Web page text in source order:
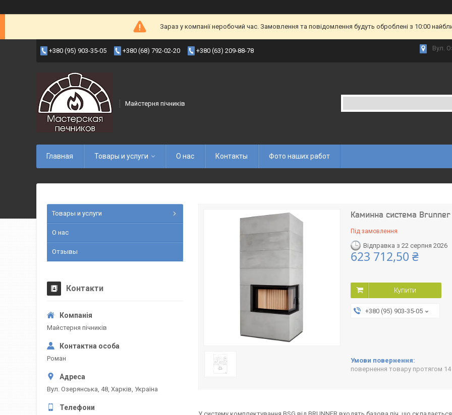
Зараз у компанії неробочий час. Замовлення та повідомлення будуть оброблені з 10:00
+380 (95) 903-35-05 +380 (68) 792-02-20 +380 (63) 209-88-78 Вул.
Майстерня пічників
Главная Товары и услуги О нас Контакты Фото наших работ
Каминна система
Під замовлення
Відправка з 22 серпня 2026
623 712,50 ₴
Купити
+380 (95) 903-35-05
повернення товару протягом 14
Товары и услуги
О нас
Отзывы
Контакти
Майстерня пічників
Роман
Вул. Озерянська, 48, Харків, Україна